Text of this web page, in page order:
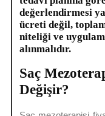
değerlendirmesi
ücreti değil,
niteliği ve
alınmalıdır.
Saç
Değişir?